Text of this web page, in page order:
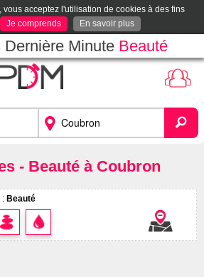
vous acceptez l'utilisation de cookies à des fins
Je comprends En savoir plus
Minute Beauté
- Beauté à Coubron
: Beauté